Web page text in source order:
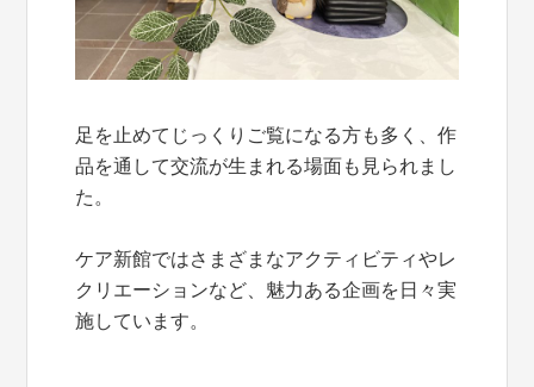
足を止めてじっくりご覧になる方も多く、作
品を通して交流が生まれる場面も見られまし
た。
ケア新館ではさまざまなアクティビティやレ
クリエーションなど、魅力ある企画を日々実
施しています。